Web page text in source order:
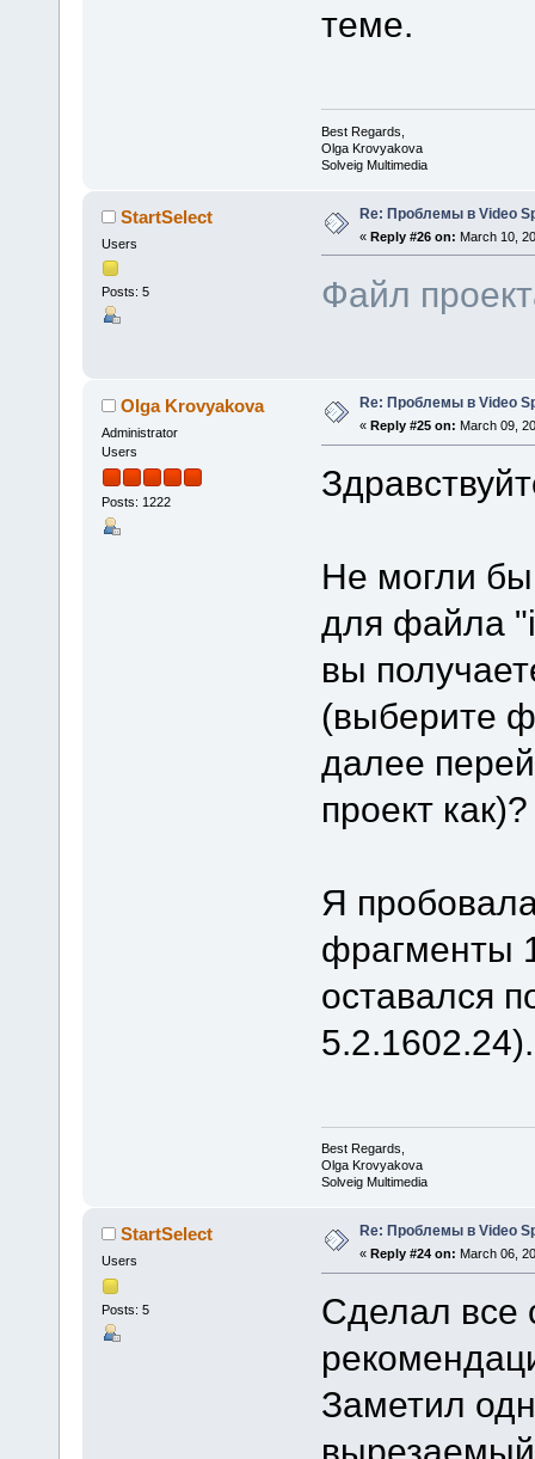
теме.
Best Regards,
Olga Krovyakova
Solveig Multimedia
StartSelect
Users
Posts: 5
Re: Проблемы в Video
« Reply #26 on: March 10,
Файл
Olga Krovyakova
Administrator
Users
Posts: 1222
Re: Проблемы в Video
« Reply #25 on: March 09,
Не могли
для файла
вы
(выберите
далее
проект как)?
Я
фрагменты
оставался
5.2.1602.24).
Best Regards,
Olga Krovyakova
Solveig Multimedia
StartSelect
Users
Posts: 5
Re: Проблемы в Video
« Reply #24 on: March 06,
Сделал все
Заметил